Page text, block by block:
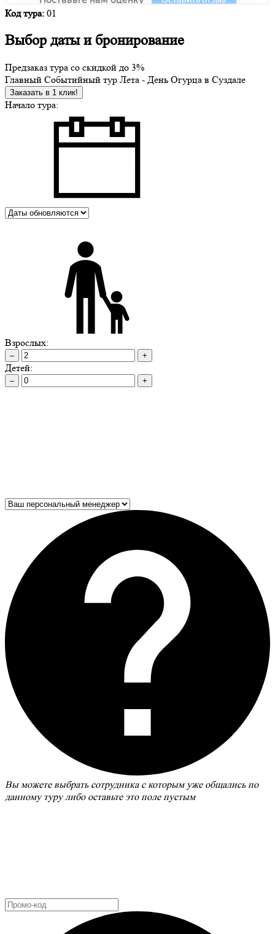
Код тура: 01
Выбор даты и бронирование
Предзаказ тура со скидкой до 3%
Главный Событийный тур Лета - День Огурца в Суздале
Заказать в 1 клик!
Начало тура:
Взрослых:
– +
Детей:
– +
Вы можете выбрать сотрудника с которым уже общались по
данному туру либо оставьте это поле пустым